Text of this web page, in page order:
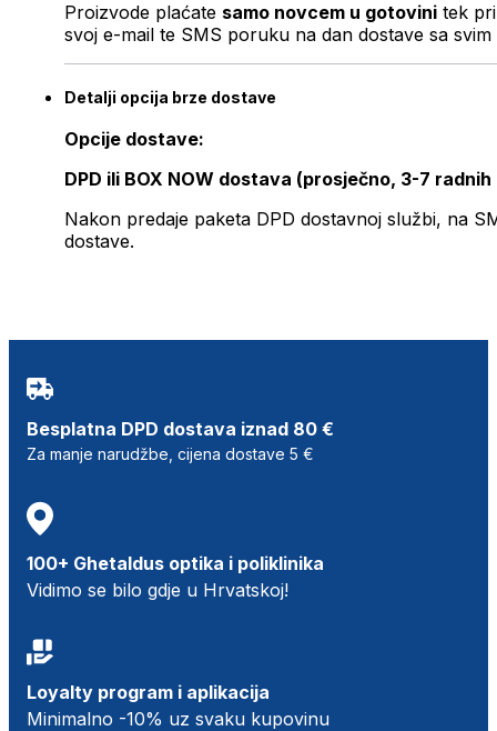
Proizvode plaćate samo novcem u gotovini tek
svoj e-mail te SMS poruku na dan dostave sa svim
Detalji opcija brze dostave
Opcije dostave:
DPD ili BOX NOW dostava (prosječno, 3-7 radnih
Nakon predaje paketa DPD dostavnoj službi, na
dostave.
Besplatna DPD dostava iznad 80 €
Za manje narudžbe, cijena dostave 5 €
100+ Ghetaldus optika i poliklinika
Vidimo se bilo gdje u Hrvatskoj!
Loyalty program i aplikacija
Minimalno -10% uz svaku kupovinu